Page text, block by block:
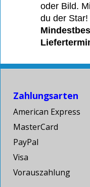
oder Bild.
du der Star!
Zahlungsarten
American Express
MasterCard
PayPal
Visa
Vorauszahlung